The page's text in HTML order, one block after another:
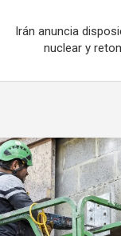
Irán anuncia
nuclear y